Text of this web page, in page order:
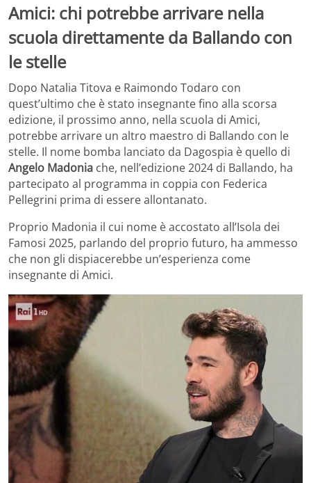
Amici: chi potrebbe arrivare nella
scuola direttamente da Ballando con
le stelle
Dopo Natalia Titova e Raimondo Todaro con
quest’ultimo che è stato insegnante fino alla scorsa
edizione, il prossimo anno, nella scuola di Amici,
potrebbe arrivare un altro maestro di Ballando con le
stelle. Il nome bomba lanciato da Dagospia è quello di
Angelo Madonia che, nell’edizione 2024 di Ballando, ha
partecipato al programma in coppia con Federica
Pellegrini prima di essere allontanato.
Proprio Madonia il cui nome è accostato all’Isola dei
Famosi 2025, parlando del proprio futuro, ha ammesso
che non gli dispiacerebbe un’esperienza come
insegnante di Amici.